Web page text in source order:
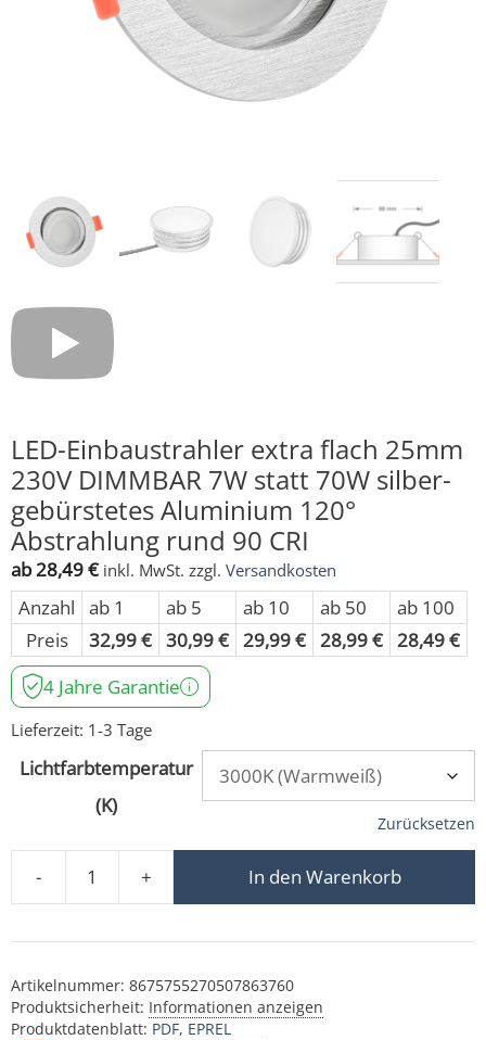
LED-Einbaustrahler extra flach 25mm
230V DIMMBAR 7W statt 70W silber-
gebürstetes Aluminium 120°
Abstrahlung rund 90 CRI
ab28,49€ inkl. MwSt. zzgl. Versandkosten
Anzahl ab 1 ab 5 ab 10 ab 50
ab 100
Preis
32,99€ 30,99€ 29,99€ 28,99€ 28,49€
4 Jahre Garantie
Lieferzeit: 1-3 Tage
Lichtfarbtemperatur
(K)
Zurücksetzen
-
LED-Einbaustrahler extra flach 25mm 230V
+ In den Warenkorb
Artikelnummer: 8675755270507863760
Produktsicherheit: Informationen anzeigen
Produktdatenblatt: PDF EPREL